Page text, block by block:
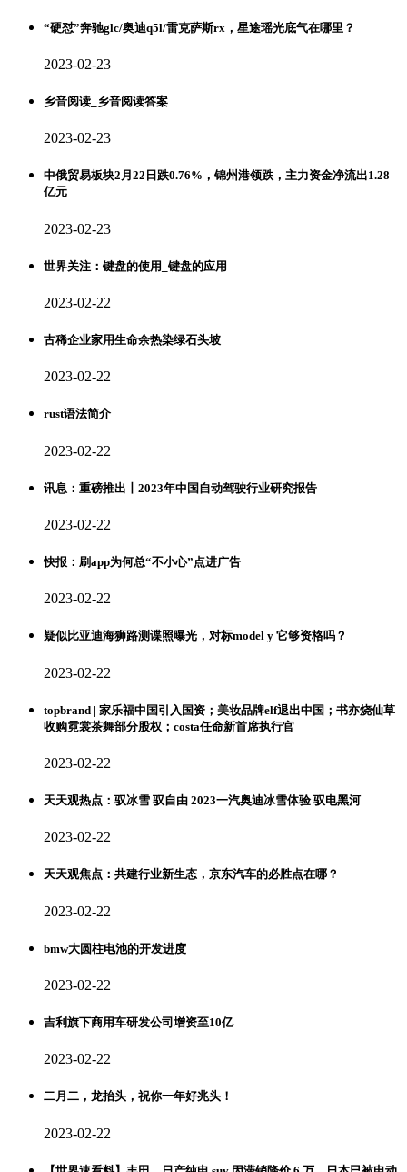
“硬怼”奔驰glc/奥迪q5l/雷克萨斯rx，星途瑶光底气在哪里？
2023-02-23
乡音阅读_乡音阅读答案
2023-02-23
中俄贸易板块2月22日跌0.76%，锦州港领跌，主力资金净流出1.28
亿元
2023-02-23
世界关注：键盘的使用_键盘的应用
2023-02-22
古稀企业家用生命余热染绿石头坡
2023-02-22
rust语法简介
2023-02-22
讯息：重磅推出丨2023年中国自动驾驶行业研究报告
2023-02-22
快报：刷app为何总“不小心”点进广告
2023-02-22
疑似比亚迪海狮路测谍照曝光，对标model y 它够资格吗？
2023-02-22
topbrand | 家乐福中国引入国资；美妆品牌elf退出中国；书亦烧仙草
收购霓裳茶舞部分股权；costa任命新首席执行官
2023-02-22
天天观热点：驭冰雪 驭自由 2023一汽奥迪冰雪体验 驭电黑河
2023-02-22
天天观焦点：共建行业新生态，京东汽车的必胜点在哪？
2023-02-22
bmw大圆柱电池的开发进度
2023-02-22
吉利旗下商用车研发公司增资至10亿
2023-02-22
二月二，龙抬头，祝你一年好兆头！
2023-02-22